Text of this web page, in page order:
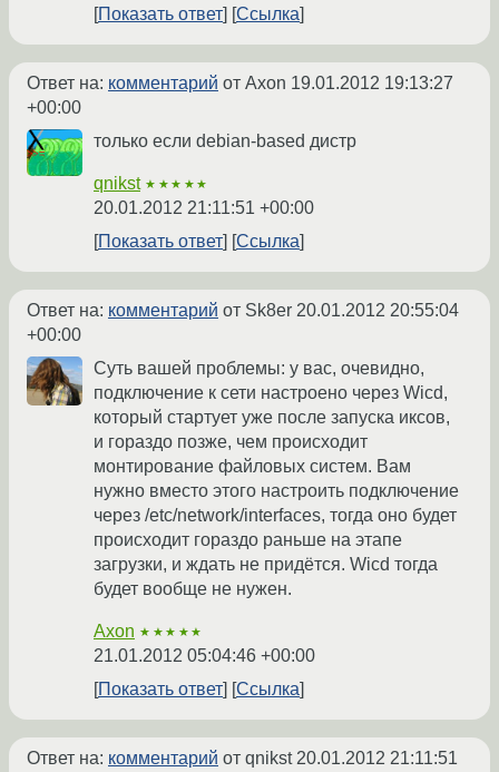
Показать ответ Ссылка
Ответ на: комментарий от Axon 19.01.2012 19:13:27
+00:00
только если debian-based дистр
qnikst ★★★★★
20.01.2012 21:11:51 +00:00
Показать ответ
Ссылка
Ответ на: комментарий от Sk8er 20.01.2012 20:55:04
+00:00
Суть вашей проблемы: у вас, очевидно,
подключение к сети настроено через Wicd,
который стартует уже после запуска иксов,
и гораздо позже, чем происходит
монтирование файловых систем. Вам
нужно вместо этого настроить подключение
через /etc/network/interfaces, тогда оно будет
происходит гораздо раньше на этапе
загрузки, и ждать не придётся. Wicd тогда
будет вообще не нужен.
Axon ★★★★★
21.01.2012 05:04:46 +00:00
Показать ответ
Ссылка
Ответ на: комментарий от qnikst20.01.2012 21:11:51